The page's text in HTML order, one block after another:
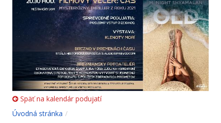
Späť na kalendár podujatí
Úvodná stránka